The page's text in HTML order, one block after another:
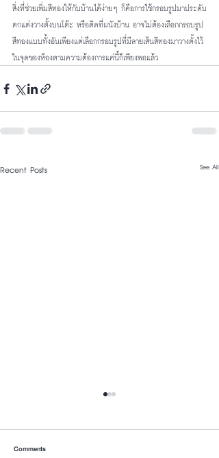
สิ่งที่ช่วยเพิ่มสีทองให้กับบ้านได้ง่ายๆ ก็คือการใช้กรอบรูปมาประดับ
ตกแต่งวางตั้งบนโต๊ะ หรือติดที่ผนังบ้าน อาจไม่ต้องเลือกกรอบรูป
สีทองแบบทั้งอันเพียงแต่เลือกกรอบรูปที่มีลายเส้นสีทองมาวางตั้งไว้
ในจุดของห้องตามความต้องการแค่นี้ก็เพียงพอแล้ว
Recent Posts See All
Comments